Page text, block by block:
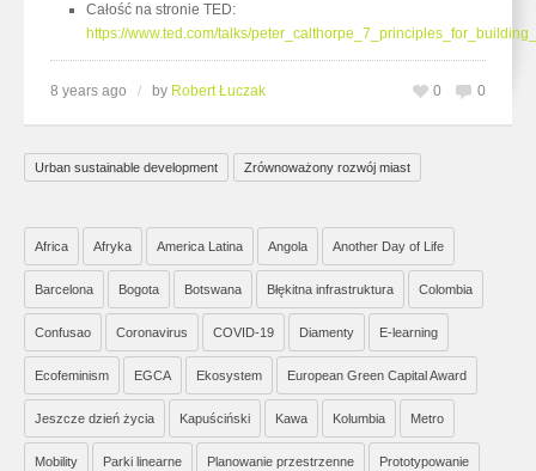
Całość na stronie TED:
https://www.ted.com/talks/
8 years ago / by Robert Łuczak 0
0
Urban sustainable development Zrównoważony rozwój miast
Africa Afryka America Latina Angola Another Day of Life
Barcelona Bogota Botswana Błękitna infrastruktura Colombia
Confusao Coronavirus COVID-19 Diamenty E-learning
Ecofeminism EGCA Ekosystem European Green Capital Award
Jeszcze dzień życia Kapuściński Kawa Kolumbia Metro
Mobility Parki linearne Planowanie przestrzenne Prototypowanie